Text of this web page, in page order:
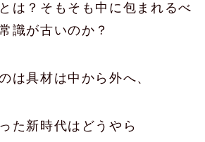
は？そもそも中に包まれるべ
識が古いのか？
は具材は中から外へ、
た新時代はどうやら